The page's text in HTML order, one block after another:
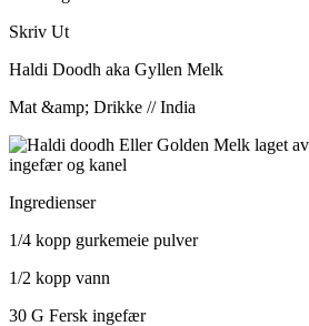
Skriv Ut
Haldi Doodh aka Gyllen Melk
Mat &amp; Drikke // India
Ingredienser
1/4 kopp gurkemeie pulver
1/2 kopp vann
30 G Fersk ingefær